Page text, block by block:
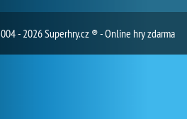
- 2026 Superhry.cz ® - Online hry zdarma